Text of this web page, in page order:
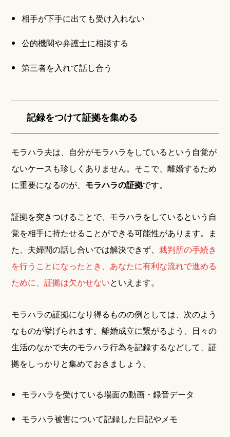
相手が下手に出ても受け入れない
公的機関や弁護士に相談する
第三者を入れて話し合う
記録をつけて証拠を集める
モラハラ夫は、自分がモラハラをしているという自覚が
ないケースも珍しくありません。そこで、離婚するため
に重要になるのが、 モラハラの証拠です。
証拠を突きつけることで、モラハラをしているという自
覚を相手に持たせることができる可能性があります。ま
た、夫婦間の話し合いでは解決できず、 裁判所の手続き
を行うことになったとき、あなたに有利な流れで進める
ために、証拠は欠かせないといえます。
モラハラの証拠になり得るものの例としては、次のよう
なものが挙げられます。離婚成立に繋がるよう、日々の
生活のなかで夫のモラハラ行為を記録するなどして、証
拠をしっかりと集めておきましょう。
モラハラを受けている場面の動画・録音データ
モラハラ被害について記録した日記やメモ